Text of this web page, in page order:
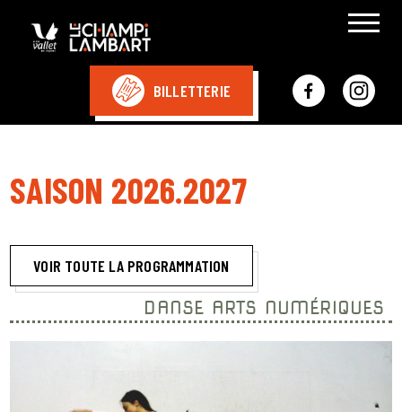
BILLETTERIE
SAISON 2026.2027
VOIR TOUTE LA PROGRAMMATION
DANSE ARTS NUMÉRIQUES